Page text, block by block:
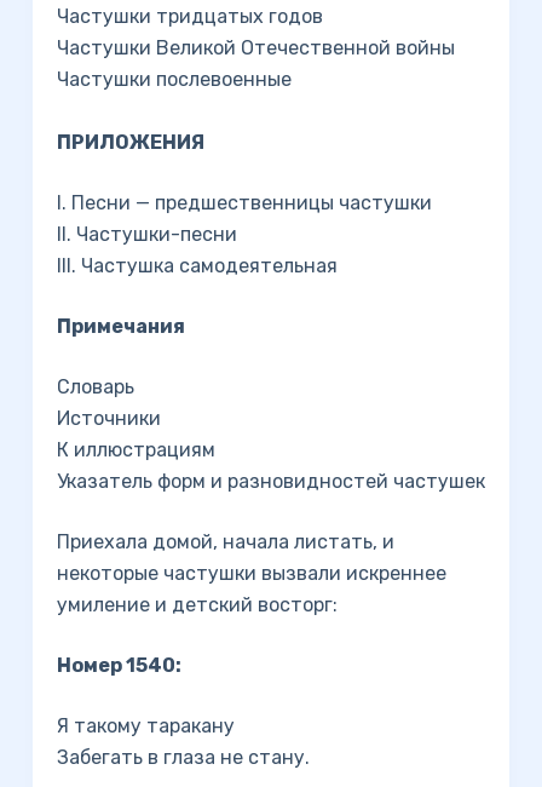
Частушки тридцатых годов
Частушки Великой Отечественной войны
Частушки послевоенные
ПРИЛОЖЕНИЯ
I. Песни — предшественницы частушки
II. Частушки-песни
III. Частушка самодеятельная
Примечания
Словарь
Источники
К иллюстрациям
Указатель форм и разновидностей частушек
Приехала домой, начала листать, и
некоторые частушки вызвали искреннее
умиление и детский восторг:
Номер 1540:
Я такому таракану
Забегать в глаза не стану.